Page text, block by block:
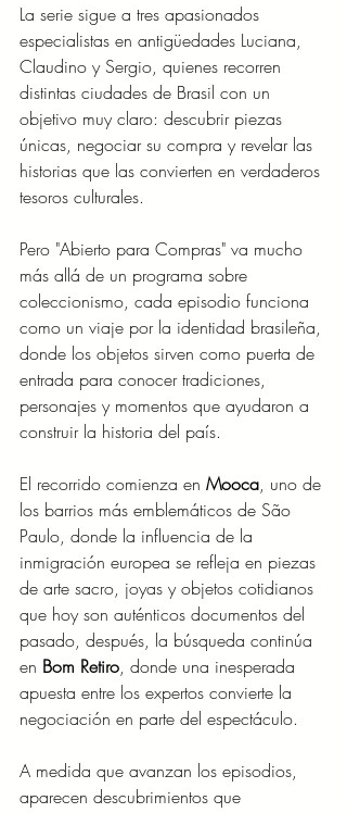
La serie sigue a tres apasionados
especialistas en antigüedades Luciana,
Claudino y Sergio, quienes recorren
distintas ciudades de Brasil con un
objetivo muy claro: descubrir piezas
únicas, negociar su compra y revelar las
historias que las convierten en verdaderos
tesoros culturales.
Pero "Abierto para Compras" va mucho
más allá de un programa sobre
coleccionismo, cada episodio funciona
como un viaje por la identidad brasileña,
donde los objetos sirven como puerta de
entrada para conocer tradiciones,
personajes y momentos que ayudaron a
construir la historia del país.
El recorrido comienza en Mooca, uno de
los barrios más emblemáticos de São
Paulo, donde la influencia de la
inmigración europea se refleja en piezas
de arte sacro, joyas y objetos cotidianos
que hoy son auténticos documentos del
pasado, después, la búsqueda continúa
en Bom Retiro, donde una inesperada
apuesta entre los expertos convierte la
negociación en parte del espectáculo.
A medida que avanzan los episodios,
aparecen descubrimientos que